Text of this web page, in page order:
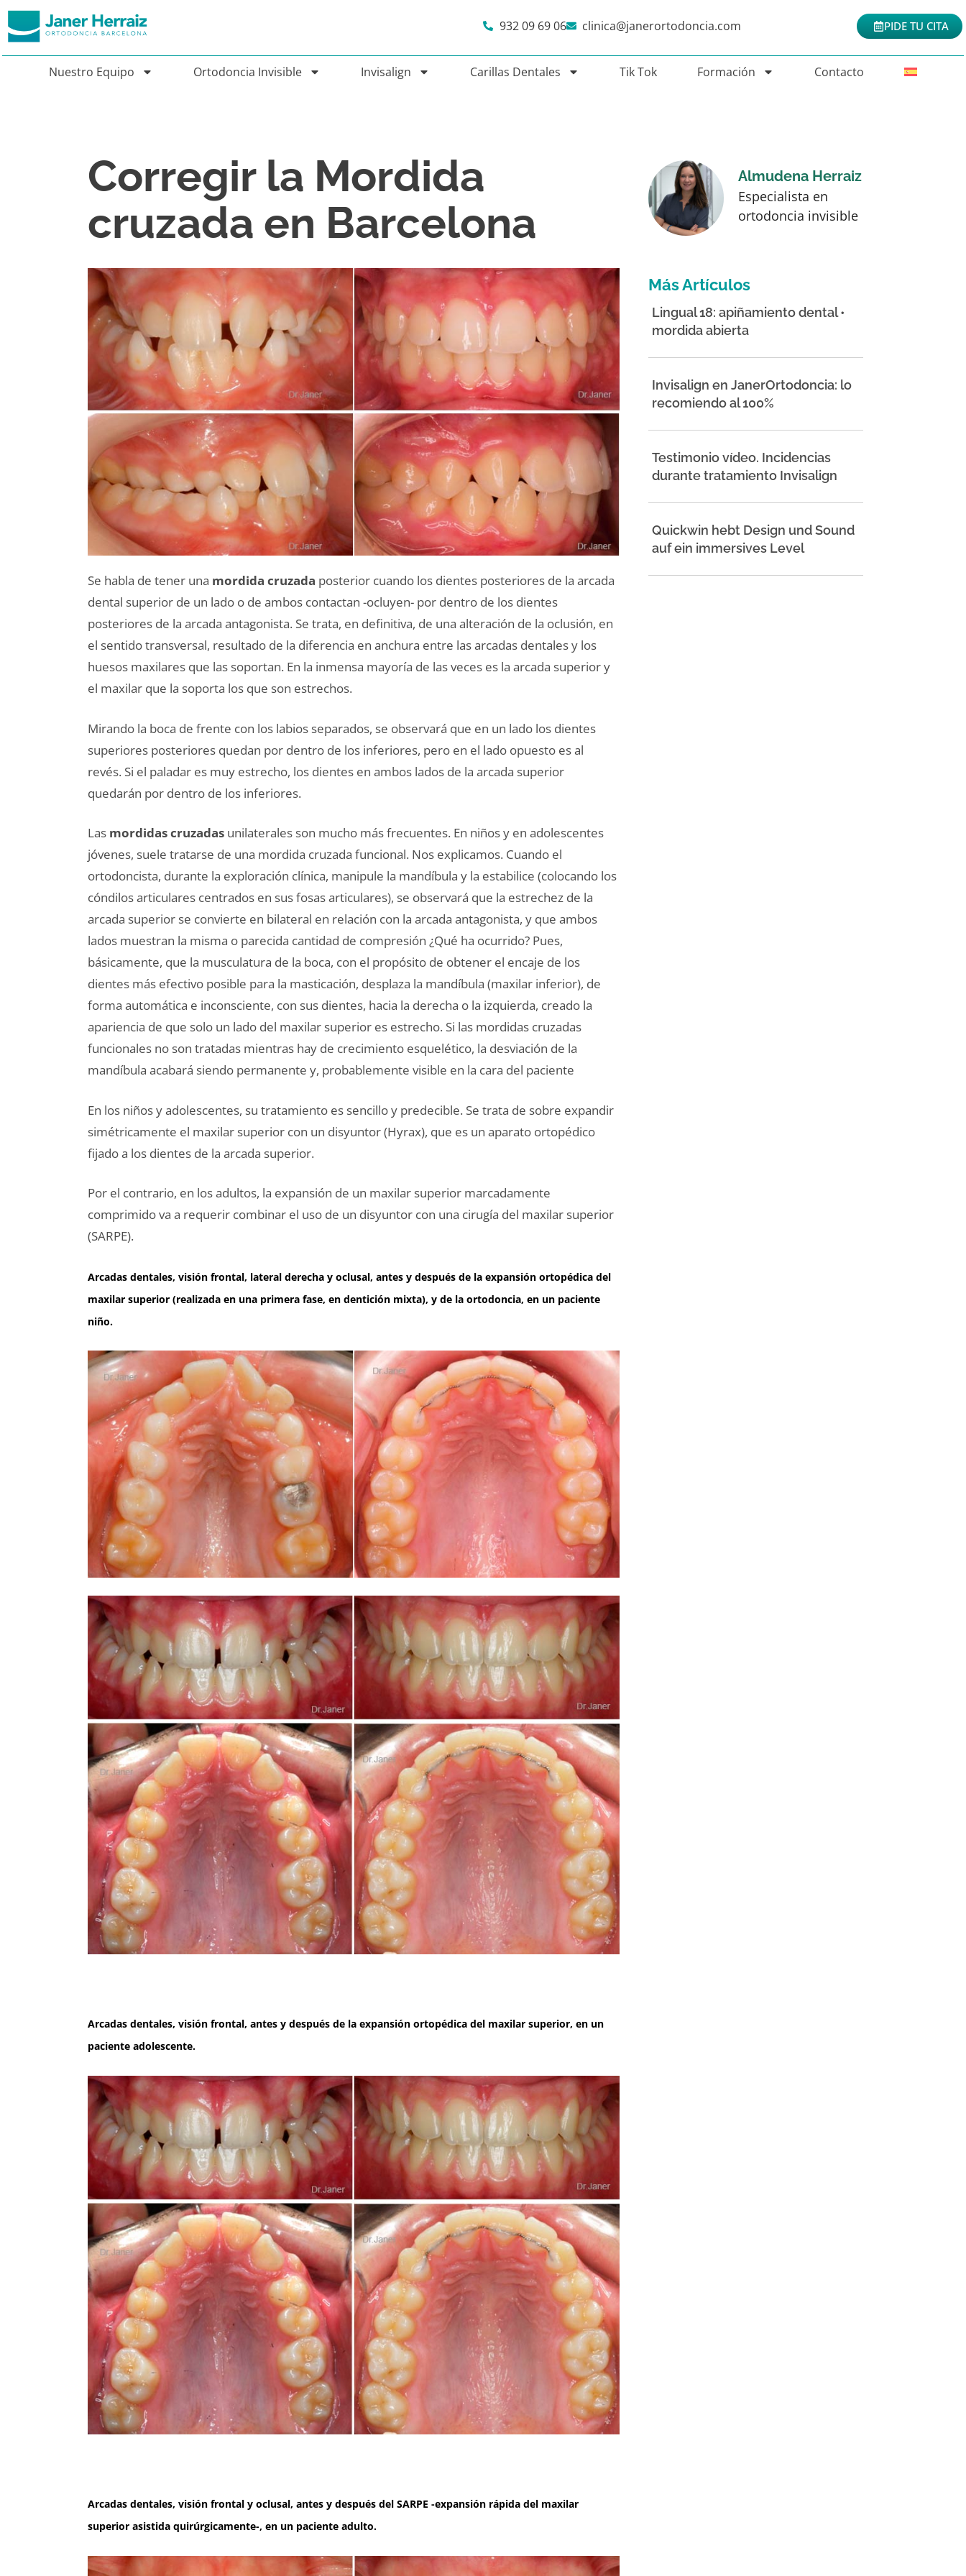
932 09 69 06 clinica@janerortodoncia.com PIDE TU CITA
Nuestro Equipo Ortodoncia Invisible Invisalign Carillas Dentales Tik Tok Formación Contacto
Corregir la Mordida
cruzada en Barcelona
Se habla de tener una mordida cruzada posterior cuando los dientes posteriores de la arcada
dental superior de un lado o de ambos contactan -ocluyen- por dentro de los dientes
posteriores de la arcada antagonista. Se trata, en definitiva, de una alteración de la oclusión, en
el sentido transversal, resultado de la diferencia en anchura entre las arcadas dentales y los
huesos maxilares que las soportan. En la inmensa mayoría de las veces es la arcada superior y
el maxilar que la soporta los que son estrechos.
Mirando la boca de frente con los labios separados, se observará que en un lado los dientes
superiores posteriores quedan por dentro de los inferiores, pero en el lado opuesto es al
revés. Si el paladar es muy estrecho, los dientes en ambos lados de la arcada superior
quedarán por dentro de los inferiores.
Las mordidas cruzadas unilaterales son mucho más frecuentes. En niños y en adolescentes
jóvenes, suele tratarse de una mordida cruzada funcional. Nos explicamos. Cuando el
ortodoncista, durante la exploración clínica, manipule la mandíbula y la estabilice (colocando los
cóndilos articulares centrados en sus fosas articulares), se observará que la estrechez de la
arcada superior se convierte en bilateral en relación con la arcada antagonista, y que ambos
lados muestran la misma o parecida cantidad de compresión ¿Qué ha ocurrido? Pues,
básicamente, que la musculatura de la boca, con el propósito de obtener el encaje de los
dientes más efectivo posible para la masticación, desplaza la mandíbula (maxilar inferior), de
forma automática e inconsciente, con sus dientes, hacia la derecha o la izquierda, creado la
apariencia de que solo un lado del maxilar superior es estrecho. Si las mordidas cruzadas
funcionales no son tratadas mientras hay de crecimiento esquelético, la desviación de la
mandíbula acabará siendo permanente y, probablemente visible en la cara del paciente
En los niños y adolescentes, su tratamiento es sencillo y predecible. Se trata de sobre expandir
simétricamente el maxilar superior con un disyuntor (Hyrax), que es un aparato ortopédico
fijado a los dientes de la arcada superior.
Por el contrario, en los adultos, la expansión de un maxilar superior marcadamente
comprimido va a requerir combinar el uso de un disyuntor con una cirugía del maxilar superior
(SARPE).
Arcadas dentales, visión frontal, lateral derecha y oclusal, antes y después de la expansión ortopédica del
maxilar superior (realizada en una primera fase, en dentición mixta), y de la ortodoncia, en un paciente
niño.
Arcadas dentales, visión frontal, antes y después de la expansión ortopédica del maxilar superior, en un
paciente adolescente.
Arcadas dentales, visión frontal y oclusal, antes y después del SARPE -expansión rápida del maxilar
superior asistida quirúrgicamente-, en un paciente adulto.
Almudena Herraiz
Especialista en
ortodoncia invisible
Más Artículos
Lingual 18: apiñamiento dental •
mordida abierta
Invisalign en JanerOrtodoncia: lo
recomiendo al 100%
Testimonio vídeo. Incidencias
durante tratamiento Invisalign
Quickwin hebt Design und Sound
auf ein immersives Level